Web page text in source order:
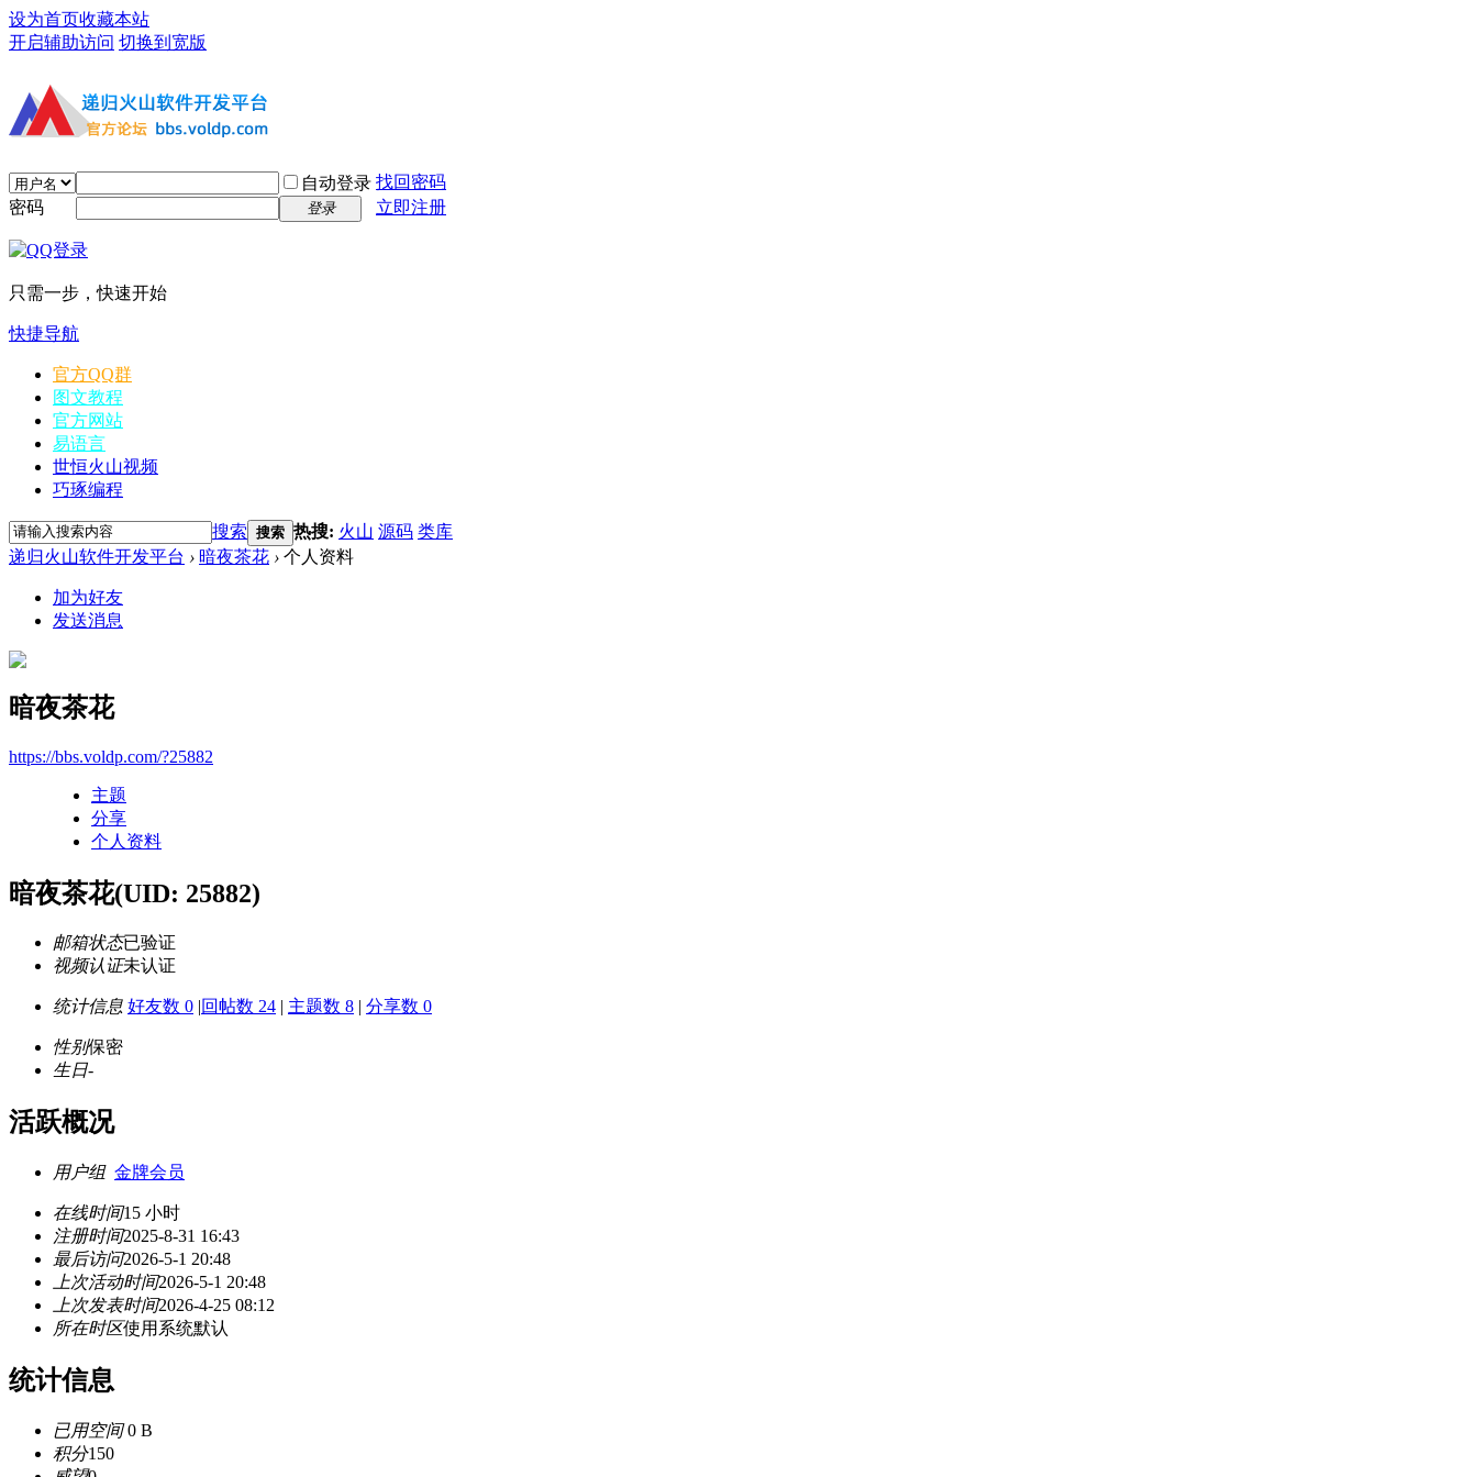
设为首页收藏本站
开启辅助访问 切换到宽版
自动登录 找回密码
密码
登录 立即注册
只需一步，快速开始
快捷导航
官方QQ群
图文教程
官方网站
易语言
世恒火山视频
巧琢编程
搜索 搜索 热搜: 火山 源码 类库
递归火山软件开发平台 › 暗夜茶花 › 个人资料
加为好友
发送消息
暗夜茶花
https://bbs.voldp.com/?25882
主题
分享
个人资料
暗夜茶花(UID: 25882)
邮箱状态已验证
视频认证未认证
统计信息 好友数 0 |回帖数 24 | 主题数 8 | 分享数 0
性别保密
生日-
活跃概况
用户组 金牌会员
在线时间15 小时
注册时间2025-8-31 16:43
最后访问2026-5-1 20:48
上次活动时间2026-5-1 20:48
上次发表时间2026-4-25 08:12
所在时区使用系统默认
统计信息
已用空间0 B
积分150